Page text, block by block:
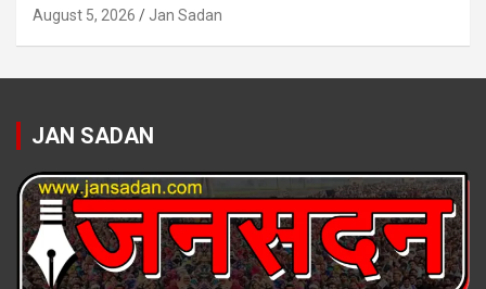
August 5, 2026 Jan Sadan
JAN SADAN